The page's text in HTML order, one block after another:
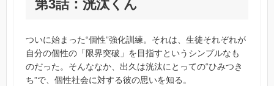
第3話：洸汰くん
ついに始まった“個性”強化訓練。それは、生徒それぞれが
自分の個性の「限界突破」を目指すというシンプルなも
のだった。そんななか、出久は洸汰にとっての“ひみつき
ち”で、個性社会に対する彼の思いを知る。